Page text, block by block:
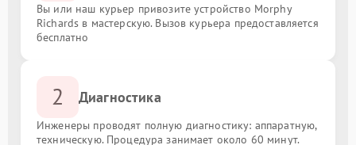
Вы или наш курьер привозите устройство Morphy
Richards в мастерскую. Вызов курьера предоставляется
бесплатно
2 Диагностика
Инженеры проводят полную диагностику: аппаратную,
техническую. Процедура занимает около 60 минут.